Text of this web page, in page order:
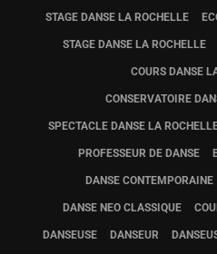
STAGE DANSE LA ROCHELLE
STAGE DANSE LA ROCHELLE
COURS DANSE
CONSERVATOIRE
SPECTACLE DANSE LA
PROFESSEUR DE DANSE
DANSE CONTEMPORAINE
DANSE NEO CLASSIQUE
DANSEUSE DANSEUR